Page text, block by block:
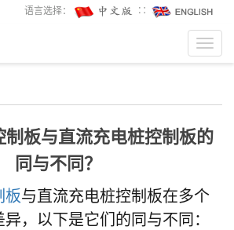
语言选择： ∷
制板与直流充电桩控制板的
同与不同？
板与直流充电桩控制板在多个
，以下是它们的同与不同：